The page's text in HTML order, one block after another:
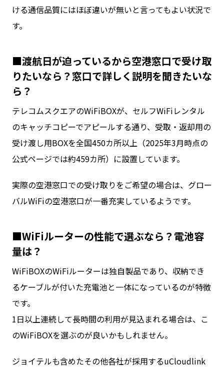
ける通信品質にはほぼ違いが無いと言ってもよい状況で
す。
■渡航日が迫っているから空港窓口で受け取
りたいなら？窓口で詳しく説明を聞きたいな
ら？
テレコムスクエアのWiFiBOXが、セルフWiFiレンタル
のキャッチコピーでアピールする通り、受取・返却用の
受け渡し用BOXを全国450カ所以上（2025年3月時点の
公式ページでは約459カ所）に設置しています。
実際の空港窓口での受け取りをご希望の場合は、グロー
バルWiFiの空港窓口が一番充実しているようです。
■WiFiルーターの性能で選ぶなら？電池容
量は？
WiFiBOXのWiFiルーターは独自製品であり、収納でき
るケーブルが付いた充電池と一体になっているのが特徴
です。
1日以上連続して長時間の利用が見込まれる場合は、こ
のWiFiBOXを選ぶのが良いかもしれません。
ジョイテルも含めたその他各社が採用するuCloudlink